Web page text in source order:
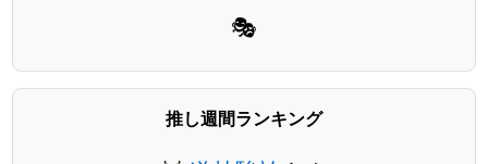
🎭
推し週間ランキング